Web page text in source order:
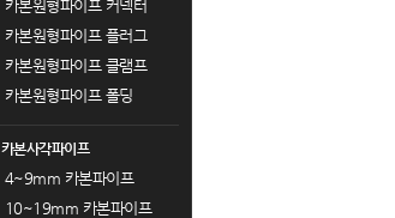
카본원형파이프 커넥터
카본원형파이프 플러그
카본원형파이프 클램프
카본원형파이프 폴딩
카본사각파이프
4~9mm 카본파이프
10~19mm 카본파이프